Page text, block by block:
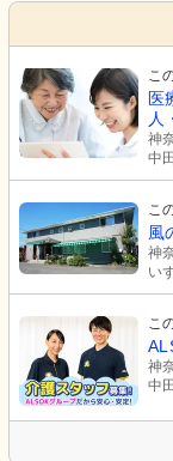
こ
医
人
神
中
こ
風
神
い
こ
神
中